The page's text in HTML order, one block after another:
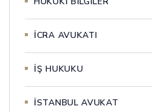
İCRA AVUKATI
İŞ HUKUKU
İSTANBUL AVUKAT